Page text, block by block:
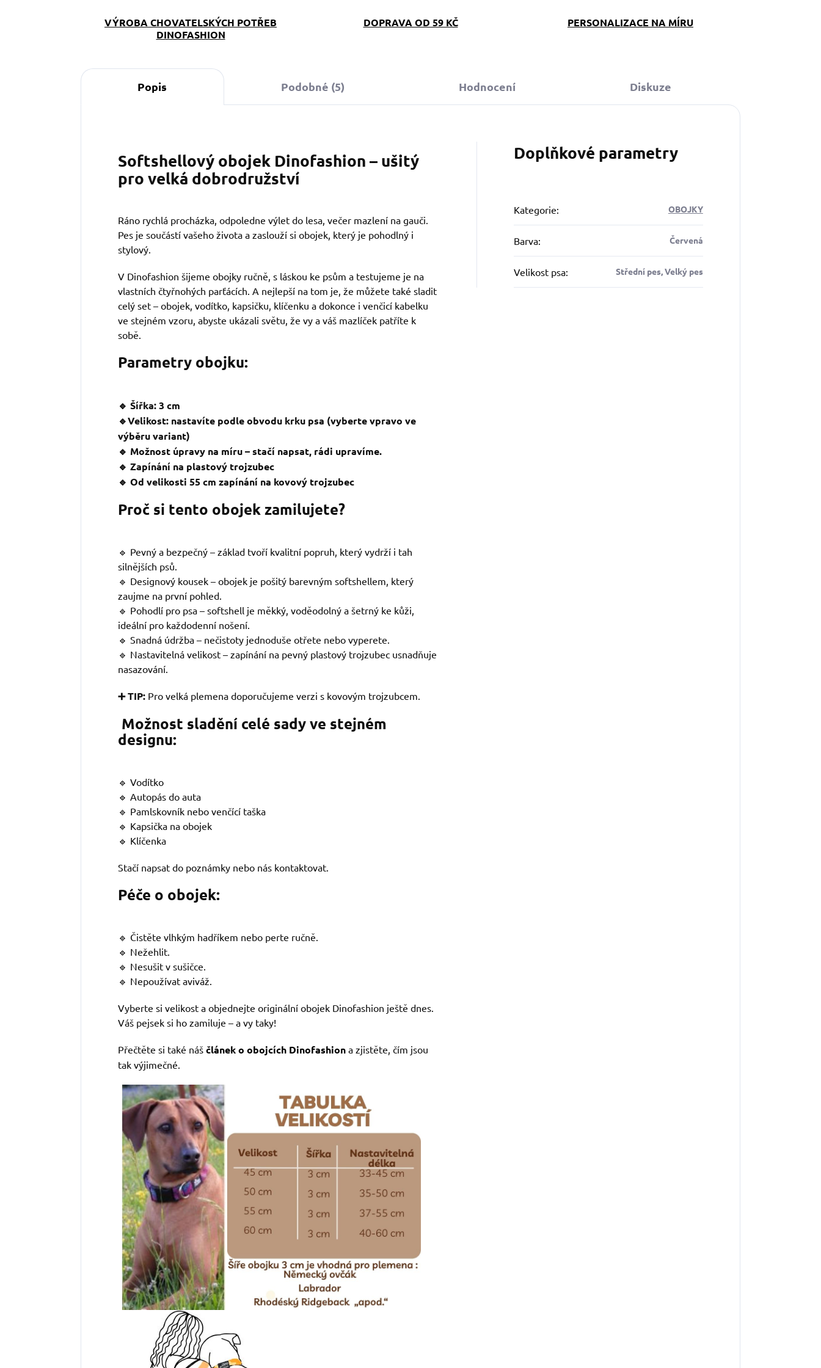
VÝROBA CHOVATELSKÝCH POTŘEB
DINOFASHION
DOPRAVA OD 59 KČ PERSONALIZACE NA MÍRU
Popis Podobné (5) Hodnocení Diskuze
Softshellový obojek Dinofashion – ušitý
pro velká dobrodružství
Ráno rychlá procházka, odpoledne výlet do lesa, večer mazlení na gauči.
Pes je součástí vašeho života a zaslouží si obojek, který je pohodlný i
stylový.
V Dinofashion šijeme obojky ručně, s láskou ke psům a testujeme je na
vlastních čtyřnohých parťácích. A nejlepší na tom je, že můžete také sladit
celý set – obojek, vodítko, kapsičku, klíčenku a dokonce i venčicí kabelku
ve stejném vzoru, abyste ukázali světu, že vy a váš mazlíček patříte k
sobě.
Parametry obojku:
🔹 Šířka: 3 cm
🔹Velikost: nastavíte podle obvodu krku psa (vyberte vpravo ve
výběru variant)
🔹 Možnost úpravy na míru – stačí napsat, rádi upravíme.
🔹 Zapínání na plastový trojzubec
🔹 Od velikosti 55 cm zapínání na kovový trojzubec
Proč si tento obojek zamilujete?
🔹 Pevný a bezpečný – základ tvoří kvalitní popruh, který vydrží i tah
silnějších psů.
🔹 Designový kousek – obojek je pošitý barevným softshellem, který
zaujme na první pohled.
🔹 Pohodlí pro psa – softshell je měkký, voděodolný a šetrný ke kůži,
ideální pro každodenní nošení.
🔹 Snadná údržba – nečistoty jednoduše otřete nebo vyperete.
🔹 Nastavitelná velikost – zapínání na pevný plastový trojzubec usnadňuje
nasazování.
➕ TIP: Pro velká plemena doporučujeme verzi s kovovým trojzubcem.
Možnost sladění celé sady ve stejném
designu:
🔹 Vodítko
🔹 Autopás do auta
🔹 Pamlskovník nebo venčící taška
🔹 Kapsička na obojek
🔹 Klíčenka
Stačí napsat do poznámky nebo nás kontaktovat.
Péče o obojek:
🔹 Čistěte vlhkým hadříkem nebo perte ručně.
🔹 Nežehlit.
🔹 Nesušit v sušičce.
🔹 Nepoužívat aviváž.
Vyberte si velikost a objednejte originální obojek Dinofashion ještě dnes.
Váš pejsek si ho zamiluje – a vy taky!
Přečtěte si také náš článek o obojcích Dinofashion a zjistěte, čím jsou
tak výjimečné.
Doplňkové parametry
Kategorie: OBOJKY
Barva: Červená
Velikost psa: Střední pes, Velký pes